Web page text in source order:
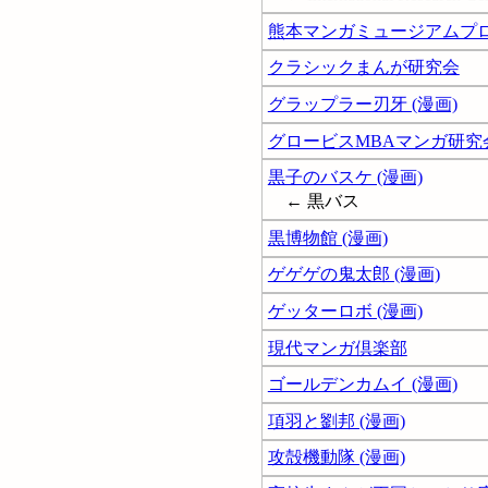
熊本マンガミュージアムプ
クラシックまんが研究会
グラップラー刃牙 (漫画)
グロービスMBAマンガ研究
黒子のバスケ (漫画)
← 黒バス
黒博物館 (漫画)
ゲゲゲの鬼太郎 (漫画)
ゲッターロボ (漫画)
現代マンガ倶楽部
ゴールデンカムイ (漫画)
項羽と劉邦 (漫画)
攻殻機動隊 (漫画)